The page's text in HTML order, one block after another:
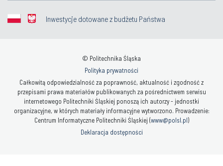
Inwestycje dotowane z budżetu Państwa
© Politechnika Śląska
Polityka prywatności
Całkowitą odpowiedzialność za poprawność, aktualność i zgodność z
przepisami prawa materiałów publikowanych za pośrednictwem serwisu
internetowego Politechniki Śląskiej ponoszą ich autorzy - jednostki
organizacyjne, w których materiały informacyjne wytworzono. Prowadzenie:
Centrum Informatyczne Politechniki Śląskiej (www@polsl.pl)
Deklaracja dostępności